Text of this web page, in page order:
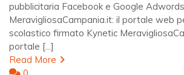
pubblicitaria Facebook e Google
MeravigliosaCampania.it: il portale web
scolastico firmato Kynetic
portale [...]
Read More